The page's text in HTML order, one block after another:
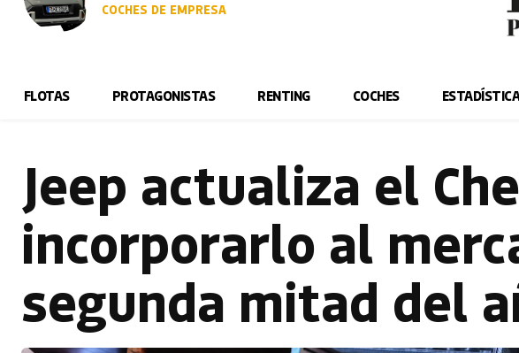
COCHES DE EMPRESA
FLOTAS PROTAGONISTAS RENTING COCHES
Jeep actualiza el
incorporarlo al
segunda mitad del